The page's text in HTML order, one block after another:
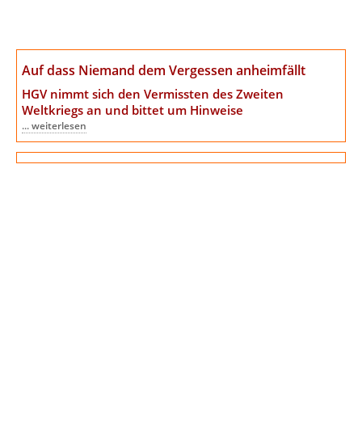
Auf dass Niemand dem Vergessen anheimfällt
HGV nimmt sich den Vermissten des Zweiten
Weltkriegs an und bittet um Hinweise
... weiterlesen